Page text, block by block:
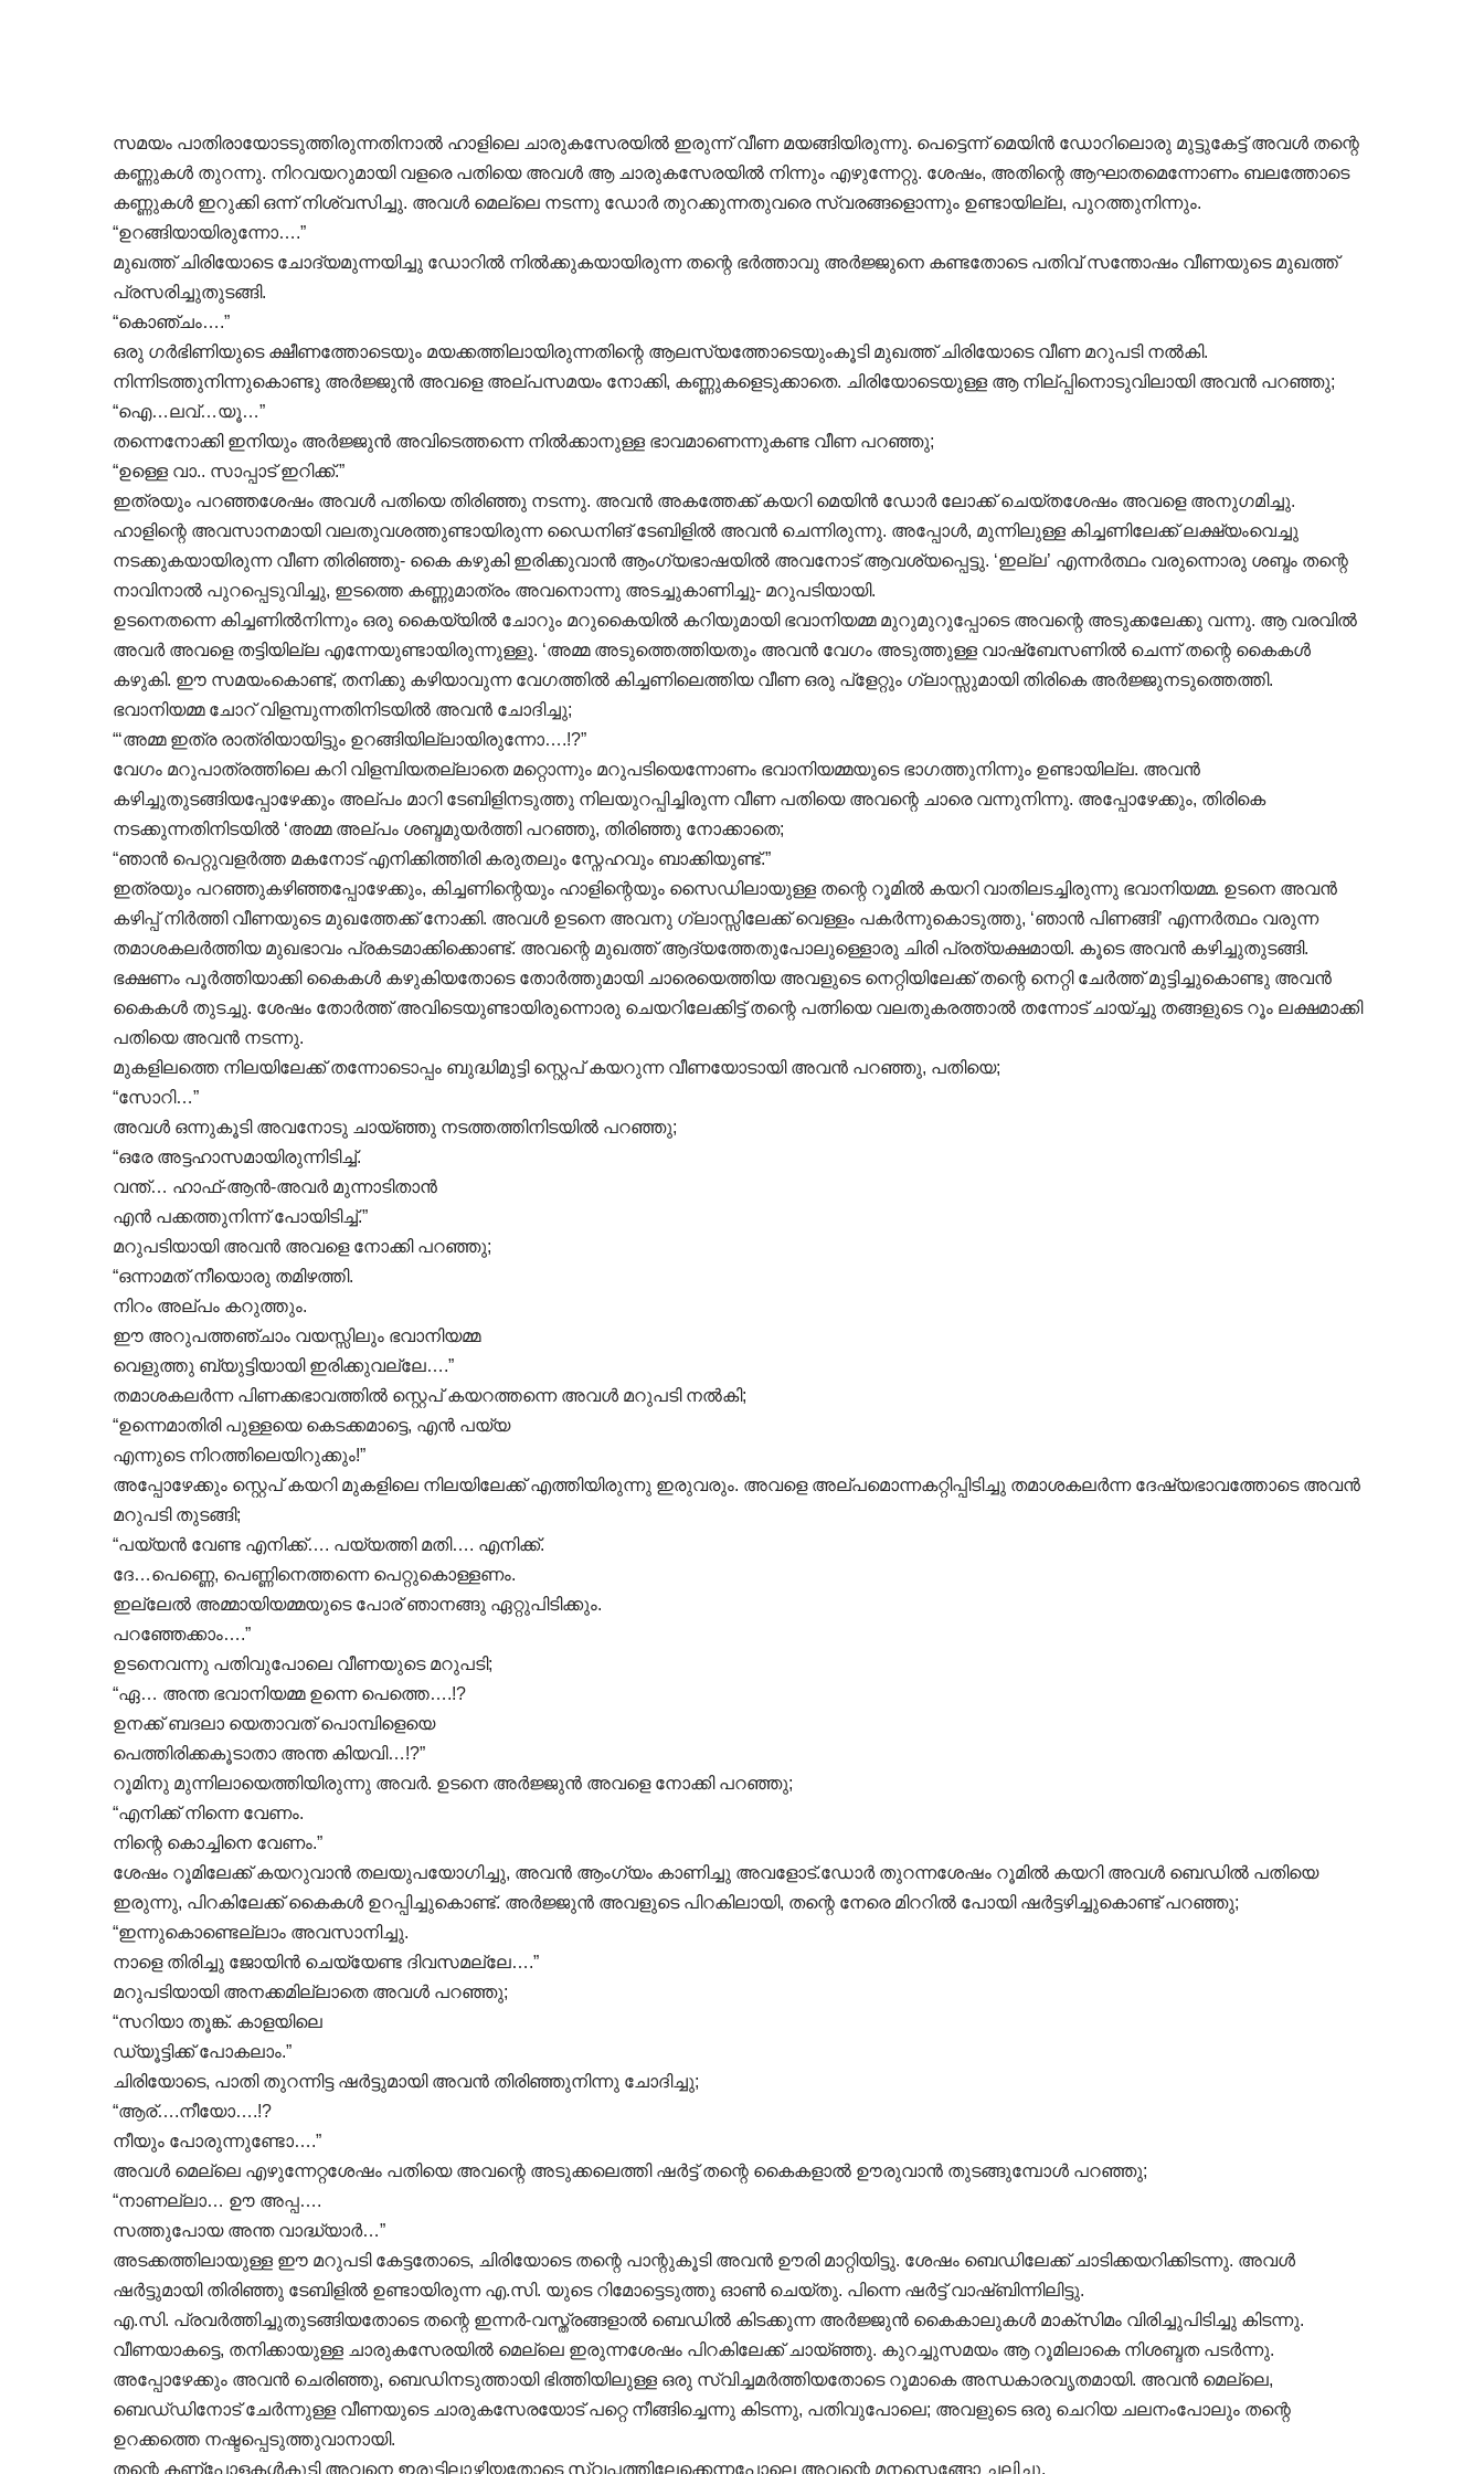
സമയം പാതിരായോടടുത്തിരുന്നതിനാൽ ഹാളിലെ ചാരുകസേരയിൽ ഇരുന്ന് വീണ മയങ്ങിയിരുന്നു. പെട്ടെന്ന് മെയിൻ ഡോറിലൊരു മുട്ടുകേട്ട് അവൾ തന്റെ
കണ്ണുകൾ തുറന്നു. നിറവയറുമായി വളരെ പതിയെ അവൾ ആ ചാരുകസേരയിൽ നിന്നും എഴുന്നേറ്റു. ശേഷം, അതിന്റെ ആഘാതമെന്നോണം ബലത്തോടെ
കണ്ണുകൾ ഇറുക്കി ഒന്ന് നിശ്വസിച്ചു. അവൾ മെല്ലെ നടന്നു ഡോർ തുറക്കുന്നതുവരെ സ്വരങ്ങളൊന്നും ഉണ്ടായില്ല, പുറത്തുനിന്നും.
“ഉറങ്ങിയായിരുന്നോ….”
മുഖത്ത് ചിരിയോടെ ചോദ്യമുന്നയിച്ചു ഡോറിൽ നിൽക്കുകയായിരുന്ന തന്റെ ഭർത്താവു അർജ്ജുനെ കണ്ടതോടെ പതിവ് സന്തോഷം വീണയുടെ മുഖത്ത്
പ്രസരിച്ചുതുടങ്ങി.
“കൊഞ്ചം….”
ഒരു ഗർഭിണിയുടെ ക്ഷീണത്തോടെയും മയക്കത്തിലായിരുന്നതിന്റെ ആലസ്യത്തോടെയുംകൂടി മുഖത്ത് ചിരിയോടെ വീണ മറുപടി നൽകി.
നിന്നിടത്തുനിന്നുകൊണ്ടു അർജ്ജുൻ അവളെ അല്പസമയം നോക്കി, കണ്ണുകളെടുക്കാതെ. ചിരിയോടെയുള്ള ആ നില്പ്പിനൊടുവിലായി അവൻ പറഞ്ഞു;
“ഐ…ലവ്…യൂ…”
തന്നെനോക്കി ഇനിയും അർജ്ജുൻ അവിടെത്തന്നെ നിൽക്കാനുള്ള ഭാവമാണെന്നുകണ്ട വീണ പറഞ്ഞു;
“ഉള്ളെ വാ.. സാപ്പാട്‌ ഇറിക്ക്.”
ഇത്രയും പറഞ്ഞശേഷം അവൾ പതിയെ തിരിഞ്ഞു നടന്നു. അവൻ അകത്തേക്ക് കയറി മെയിൻ ഡോർ ലോക്ക് ചെയ്തശേഷം അവളെ അനുഗമിച്ചു.
ഹാളിന്റെ അവസാനമായി വലതുവശത്തുണ്ടായിരുന്ന ഡൈനിങ് ടേബിളിൽ അവൻ ചെന്നിരുന്നു. അപ്പോൾ, മുന്നിലുള്ള കിച്ചണിലേക്ക് ലക്ഷ്യംവെച്ചു
നടക്കുകയായിരുന്ന വീണ തിരിഞ്ഞു- കൈ കഴുകി ഇരിക്കുവാൻ ആംഗ്യഭാഷയിൽ അവനോട് ആവശ്യപ്പെട്ടു. ‘ഇല്ല’ എന്നർത്ഥം വരുന്നൊരു ശബ്ദം തന്റെ
നാവിനാൽ പുറപ്പെടുവിച്ചു, ഇടത്തെ കണ്ണുമാത്രം അവനൊന്നു അടച്ചുകാണിച്ചു- മറുപടിയായി.
ഉടനെതന്നെ കിച്ചണിൽനിന്നും ഒരു കൈയ്യിൽ ചോറും മറുകൈയിൽ കറിയുമായി ഭവാനിയമ്മ മുറുമുറുപ്പോടെ അവന്റെ അടുക്കലേക്കു വന്നു. ആ വരവിൽ
അവർ അവളെ തട്ടിയില്ല എന്നേയുണ്ടായിരുന്നുള്ളു. ‘അമ്മ അടുത്തെത്തിയതും അവൻ വേഗം അടുത്തുള്ള വാഷ്ബേസണിൽ ചെന്ന് തന്റെ കൈകൾ
കഴുകി. ഈ സമയംകൊണ്ട്, തനിക്കു കഴിയാവുന്ന വേഗത്തിൽ കിച്ചണിലെത്തിയ വീണ ഒരു പ്ളേറ്റും ഗ്ലാസ്സുമായി തിരികെ അർജ്ജുനടുത്തെത്തി.
ഭവാനിയമ്മ ചോറ് വിളമ്പുന്നതിനിടയിൽ അവൻ ചോദിച്ചു;
“‘അമ്മ ഇത്ര രാത്രിയായിട്ടും ഉറങ്ങിയില്ലായിരുന്നോ….!?”
വേഗം മറുപാത്രത്തിലെ കറി വിളമ്പിയതല്ലാതെ മറ്റൊന്നും മറുപടിയെന്നോണം ഭവാനിയമ്മയുടെ ഭാഗത്തുനിന്നും ഉണ്ടായില്ല. അവൻ
കഴിച്ചുതുടങ്ങിയപ്പോഴേക്കും അല്പം മാറി ടേബിളിനടുത്തു നിലയുറപ്പിച്ചിരുന്ന വീണ പതിയെ അവന്റെ ചാരെ വന്നുനിന്നു. അപ്പോഴേക്കും, തിരികെ
നടക്കുന്നതിനിടയിൽ ‘അമ്മ അല്പം ശബ്ദമുയർത്തി പറഞ്ഞു, തിരിഞ്ഞു നോക്കാതെ;
“ഞാൻ പെറ്റുവളർത്ത മകനോട് എനിക്കിത്തിരി കരുതലും സ്നേഹവും ബാക്കിയുണ്ട്.”
ഇത്രയും പറഞ്ഞുകഴിഞ്ഞപ്പോഴേക്കും, കിച്ചണിന്റെയും ഹാളിന്റെയും സൈഡിലായുള്ള തന്റെ റൂമിൽ കയറി വാതിലടച്ചിരുന്നു ഭവാനിയമ്മ. ഉടനെ അവൻ
കഴിപ്പ് നിർത്തി വീണയുടെ മുഖത്തേക്ക് നോക്കി. അവൾ ഉടനെ അവനു ഗ്ലാസ്സിലേക്ക് വെള്ളം പകർന്നുകൊടുത്തു, ‘ഞാൻ പിണങ്ങി’ എന്നർത്ഥം വരുന്ന
തമാശകലർത്തിയ മുഖഭാവം പ്രകടമാക്കിക്കൊണ്ട്. അവന്റെ മുഖത്ത് ആദ്യത്തേതുപോലുള്ളൊരു ചിരി പ്രത്യക്ഷമായി. കൂടെ അവൻ കഴിച്ചുതുടങ്ങി.
ഭക്ഷണം പൂർത്തിയാക്കി കൈകൾ കഴുകിയതോടെ തോർത്തുമായി ചാരെയെത്തിയ അവളുടെ നെറ്റിയിലേക്ക് തന്റെ നെറ്റി ചേർത്ത് മുട്ടിച്ചുകൊണ്ടു അവൻ
കൈകൾ തുടച്ചു. ശേഷം തോർത്ത് അവിടെയുണ്ടായിരുന്നൊരു ചെയറിലേക്കിട്ട് തന്റെ പത്നിയെ വലതുകരത്താൽ തന്നോട് ചായ്ച്ചു തങ്ങളുടെ റൂം ലക്ഷമാക്കി
പതിയെ അവൻ നടന്നു.
മുകളിലത്തെ നിലയിലേക്ക് തന്നോടൊപ്പം ബുദ്ധിമുട്ടി സ്റ്റെപ് കയറുന്ന വീണയോടായി അവൻ പറഞ്ഞു, പതിയെ;
“സോറി…”
അവൾ ഒന്നുകൂടി അവനോടു ചായ്ഞ്ഞു നടത്തത്തിനിടയിൽ പറഞ്ഞു;
“ഒരേ അട്ടഹാസമായിരുന്നിടിച്ച്‌.
വന്ത്… ഹാഫ്-ആൻ-അവർ മുന്നാടിതാൻ
എൻ പക്കത്തുനിന്ന് പോയിടിച്ച്‌.”
മറുപടിയായി അവൻ അവളെ നോക്കി പറഞ്ഞു;
“ഒന്നാമത് നീയൊരു തമിഴത്തി.
നിറം അല്പം കറുത്തും.
ഈ അറുപത്തഞ്ചാം വയസ്സിലും ഭവാനിയമ്മ
വെളുത്തു ബ്യുട്ടിയായി ഇരിക്കുവല്ലേ….”
തമാശകലർന്ന പിണക്കഭാവത്തിൽ സ്റ്റെപ് കയറത്തന്നെ അവൾ മറുപടി നൽകി;
“ഉന്നെമാതിരി പുള്ളയെ കെടക്കമാട്ടെ, എൻ പയ്യ
എന്നുടെ നിറത്തിലെയിറുക്കും!”
അപ്പോഴേക്കും സ്റ്റെപ് കയറി മുകളിലെ നിലയിലേക്ക് എത്തിയിരുന്നു ഇരുവരും. അവളെ അല്പമൊന്നകറ്റിപ്പിടിച്ചു തമാശകലർന്ന ദേഷ്യഭാവത്തോടെ അവൻ
മറുപടി തുടങ്ങി;
“പയ്യൻ വേണ്ട എനിക്ക്…. പയ്യത്തി മതി…. എനിക്ക്.
ദേ…പെണ്ണെ, പെണ്ണിനെത്തന്നെ പെറ്റുകൊള്ളണം.
ഇല്ലേൽ അമ്മായിയമ്മയുടെ പോര് ഞാനങ്ങു ഏറ്റുപിടിക്കും.
പറഞ്ഞേക്കാം….”
ഉടനെവന്നു പതിവുപോലെ വീണയുടെ മറുപടി;
“ഏ… അന്ത ഭവാനിയമ്മ ഉന്നെ പെത്തെ….!?
ഉനക്ക് ബദലാ യെതാവത് പൊമ്പിളെയെ
പെത്തിരിക്കകൂടാതാ അന്ത കിയവി…!?”
റൂമിനു മുന്നിലായെത്തിയിരുന്നു അവർ. ഉടനെ അർജ്ജുൻ അവളെ നോക്കി പറഞ്ഞു;
“എനിക്ക് നിന്നെ വേണം.
നിന്റെ കൊച്ചിനെ വേണം.”
ശേഷം റൂമിലേക്ക് കയറുവാൻ തലയുപയോഗിച്ചു, അവൻ ആംഗ്യം കാണിച്ചു അവളോട്.ഡോർ തുറന്നശേഷം റൂമിൽ കയറി അവൾ ബെഡിൽ പതിയെ
ഇരുന്നു, പിറകിലേക്ക് കൈകൾ ഉറപ്പിച്ചുകൊണ്ട്. അർജ്ജുൻ അവളുടെ പിറകിലായി, തന്റെ നേരെ മിററിൽ പോയി ഷർട്ടഴിച്ചുകൊണ്ട് പറഞ്ഞു;
“ഇന്നുകൊണ്ടെല്ലാം അവസാനിച്ചു.
നാളെ തിരിച്ചു ജോയിൻ ചെയ്യേണ്ട ദിവസമല്ലേ….”
മറുപടിയായി അനക്കമില്ലാതെ അവൾ പറഞ്ഞു;
“സറിയാ തൂങ്ക്. കാളയിലെ
ഡ്യൂട്ടിക്ക് പോകലാം.”
ചിരിയോടെ, പാതി തുറന്നിട്ട ഷർട്ടുമായി അവൻ തിരിഞ്ഞുനിന്നു ചോദിച്ചു;
“ആര്….നീയോ….!?
നീയും പോരുന്നുണ്ടോ….”
അവൾ മെല്ലെ എഴുന്നേറ്റശേഷം പതിയെ അവന്റെ അടുക്കലെത്തി ഷർട്ട് തന്റെ കൈകളാൽ ഊരുവാൻ തുടങ്ങുമ്പോൾ പറഞ്ഞു;
“നാണല്ലാ… ഊ അപ്പ….
സത്തുപോയ അന്ത വാദ്ധ്യാർ…”
അടക്കത്തിലായുള്ള ഈ മറുപടി കേട്ടതോടെ, ചിരിയോടെ തന്റെ പാന്റുകൂടി അവൻ ഊരി മാറ്റിയിട്ടു. ശേഷം ബെഡിലേക്ക് ചാടിക്കയറിക്കിടന്നു. അവൾ
ഷർട്ടുമായി തിരിഞ്ഞു ടേബിളിൽ ഉണ്ടായിരുന്ന എ.സി. യുടെ റിമോട്ടെടുത്തു ഓൺ ചെയ്തു. പിന്നെ ഷർട്ട് വാഷ്‌ബിന്നിലിട്ടു.
എ.സി. പ്രവർത്തിച്ചുതുടങ്ങിയതോടെ തന്റെ ഇന്നർ-വസ്ത്രങ്ങളാൽ ബെഡിൽ കിടക്കുന്ന അർജ്ജുൻ കൈകാലുകൾ മാക്സിമം വിരിച്ചുപിടിച്ചു കിടന്നു.
വീണയാകട്ടെ, തനിക്കായുള്ള ചാരുകസേരയിൽ മെല്ലെ ഇരുന്നശേഷം പിറകിലേക്ക് ചായ്ഞ്ഞു. കുറച്ചുസമയം ആ റൂമിലാകെ നിശബ്ദത പടർന്നു.
അപ്പോഴേക്കും അവൻ ചെരിഞ്ഞു, ബെഡിനടുത്തായി ഭിത്തിയിലുള്ള ഒരു സ്വിച്ചമർത്തിയതോടെ റൂമാകെ അന്ധകാരവൃതമായി. അവൻ മെല്ലെ,
ബെഡ്‌ഡിനോട് ചേർന്നുള്ള വീണയുടെ ചാരുകസേരയോട് പറ്റെ നീങ്ങിച്ചെന്നു കിടന്നു, പതിവുപോലെ; അവളുടെ ഒരു ചെറിയ ചലനംപോലും തന്റെ
ഉറക്കത്തെ നഷ്ടപ്പെടുത്തുവാനായി.
തന്റെ കണ്പോളകൾകൂടി അവനെ ഇരുട്ടിലാഴ്ത്തിയതോടെ സ്വപ്നത്തിലേക്കെന്നപോലെ അവന്റെ മനസ്സെങ്ങോ ചലിച്ചു.